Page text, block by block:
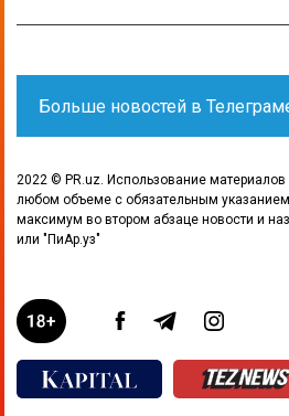
Больше новостей в
2022 © PR.uz. Использование материалов
любом объеме с обязательным
максимум во втором абзаце новости и
или "ПиАр.уз"